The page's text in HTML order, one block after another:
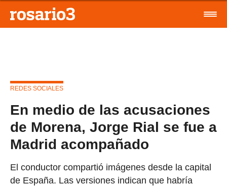
REDES SOCIALES
En medio de las acusaciones
de Morena, Jorge Rial se fue a
Madrid acompañado
El conductor compartió imágenes desde la capital
de España. Las versiones indican que habría